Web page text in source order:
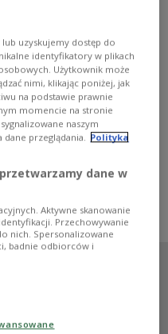
"Sercem
Jak zmienić świat na
odpowiedzieli Natalia
i Filip Jach.
Nikola Wiktoria Soboń
uzyskujemy dostęp do
identyfikatory w plikach
Użytkownik może
nimi, klikając poniżej, jak
na podstawie prawnie
momencie na stronie
naszym
dane przeglądania. Polityka
dane w
Aktywne skanowanie
Przechowywanie
nich. Spersonalizowane
badnie odbiorców i